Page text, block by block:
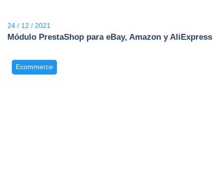
24 / 12 / 2021
Módulo PrestaShop para eBay, Amazon y AliExpress
Ecommerce